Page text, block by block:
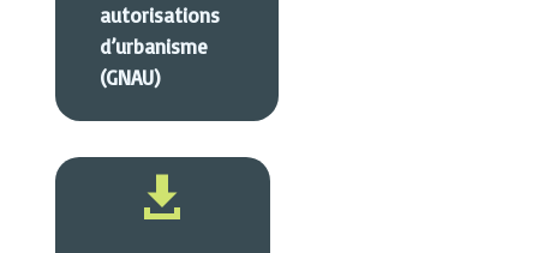
autorisations
d’urbanisme
(GNAU)
